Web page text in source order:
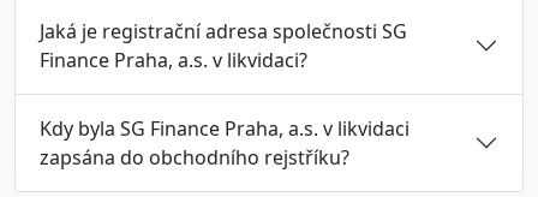
Jaká je registrační adresa společnosti SG
Finance Praha, a.s. v likvidaci?
Kdy byla SG Finance Praha, a.s. v likvidaci
zapsána do obchodního rejstříku?